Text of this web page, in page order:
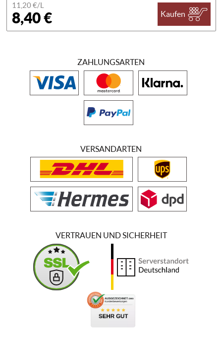
11,20 €/L
8,40 € Kaufen
ZAHLUNGSARTEN
VERSANDARTEN
VERTRAUEN UND SICHERHEIT